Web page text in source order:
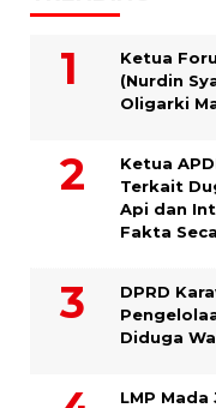
Ketua
(Nurdin
Oligarki
Ketua
Terkait
Api dan
Fakta
DPRD
Diduga
LMP